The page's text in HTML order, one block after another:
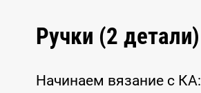
Ручки (2 детали)
Начинаем вязание с КА: